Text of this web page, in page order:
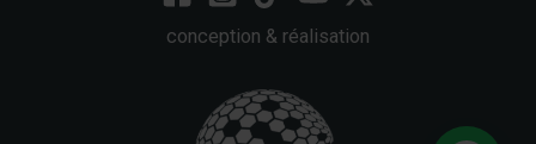
conception & réalisation